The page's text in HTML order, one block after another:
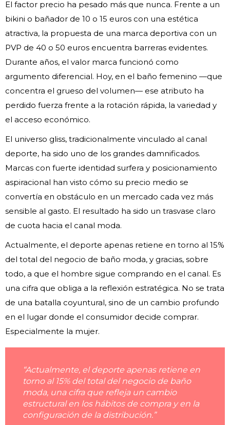
El factor precio ha pesado más que nunca. Frente a un
bikini o bañador de 10 o 15 euros con una estética
atractiva, la propuesta de una marca deportiva con un
PVP de 40 o 50 euros encuentra barreras evidentes.
Durante años, el valor marca funcionó como
argumento diferencial. Hoy, en el baño femenino —que
concentra el grueso del volumen— ese atributo ha
perdido fuerza frente a la rotación rápida, la variedad y
el acceso económico.
El universo gliss, tradicionalmente vinculado al canal
deporte, ha sido uno de los grandes damnificados.
Marcas con fuerte identidad surfera y posicionamiento
aspiracional han visto cómo su precio medio se
convertía en obstáculo en un mercado cada vez más
sensible al gasto. El resultado ha sido un trasvase claro
de cuota hacia el canal moda.
Actualmente, el deporte apenas retiene en torno al 15%
del total del negocio de baño moda, y gracias, sobre
todo, a que el hombre sigue comprando en el canal. Es
una cifra que obliga a la reflexión estratégica. No se trata
de una batalla coyuntural, sino de un cambio profundo
en el lugar donde el consumidor decide comprar.
Especialmente la mujer.
“Actualmente, el deporte apenas retiene en
torno al 15% del total del negocio de baño
moda, una cifra que refleja un cambio
estructural en los hábitos de compra y en la
configuración de la distribución.”